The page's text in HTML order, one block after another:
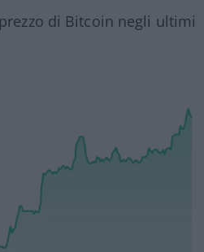
di Bitcoin negli ultimi